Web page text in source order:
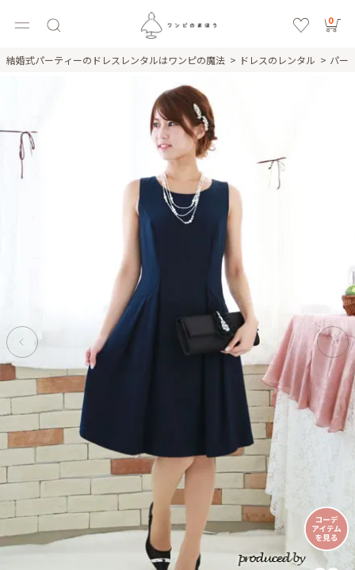
0
結婚式パーティーのドレスレンタルはワンピの魔法 ドレスのレンタル パー